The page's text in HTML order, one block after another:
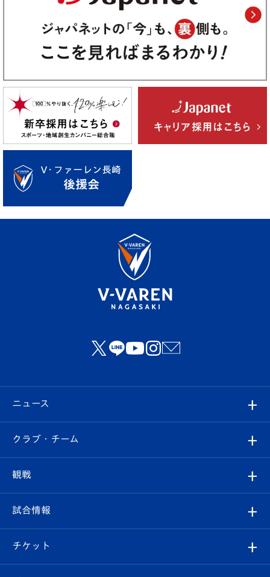
ニュース
すべて
クラブ
試合情報
クラブ・チーム
クラブ概要
エンブレム紹介
観戦
観戦ルール
はじめての観戦ガイド
試合情報
試合日程/結果
チケット